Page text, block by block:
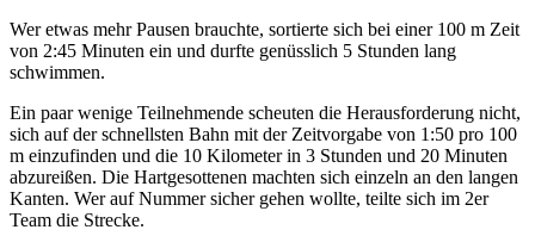
Wer etwas mehr Pausen brauchte, sortierte sich bei einer 100 m Zeit
von 2:45 Minuten ein und durfte genüsslich 5 Stunden lang
schwimmen.
Ein paar wenige Teilnehmende scheuten die Herausforderung nicht,
sich auf der schnellsten Bahn mit der Zeitvorgabe von 1:50 pro 100
m einzufinden und die 10 Kilometer in 3 Stunden und 20 Minuten
abzureißen. Die Hartgesottenen machten sich einzeln an den langen
Kanten. Wer auf Nummer sicher gehen wollte, teilte sich im 2er
Team die Strecke.